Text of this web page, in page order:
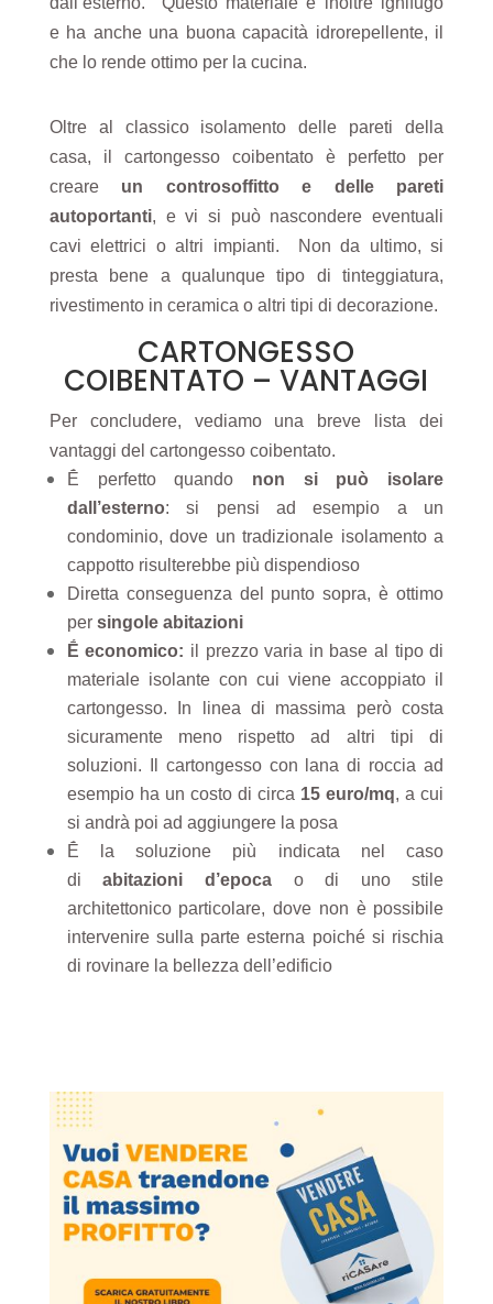
eha anche una buona capacità idrorepellente, il
che lo rende ottimo per la cucina.
Oltre al classico isolamento delle pareti della
casa, il cartongesso coibentato è perfetto per
creare un controsoffitto e delle pareti
autoportanti, e vi si può nascondere eventuali
cavi elettrici o altri impianti.
Non da ultimo, si
presta bene a qualunque tipo di tinteggiatura,
rivestimento in ceramica o altri tipi di decorazione.
CARTONGESSO
COIBENTATO – VANTAGGI
Per concludere, vediamo una breve lista dei
vantaggi del cartongesso coibentato.
Ḗ perfetto quando non si può isolare
dall’esterno: si pensi ad esempio a un
condominio, dove un tradizionale isolamento a
cappotto risulterebbe più dispendioso
Diretta conseguenza del punto sopra, è ottimo
per singole abitazioni
Ḗ economico: il prezzo varia in base al tipo di
materiale isolante con cui viene accoppiato il
cartongesso. In linea di massima però costa
sicuramente meno rispetto ad altri tipi di
soluzioni. Il cartongesso con lana di roccia ad
esempio ha un costo di circa 15 euro/mq, a cui
si andrà poi ad aggiungere la posa
Ḗ la soluzione più indicata nel caso
diabitazioni d’epoca
o di uno stile
architettonico particolare, dove non è possibile
intervenire sulla parte esterna poiché si rischia
di rovinare la bellezza dell’edificio